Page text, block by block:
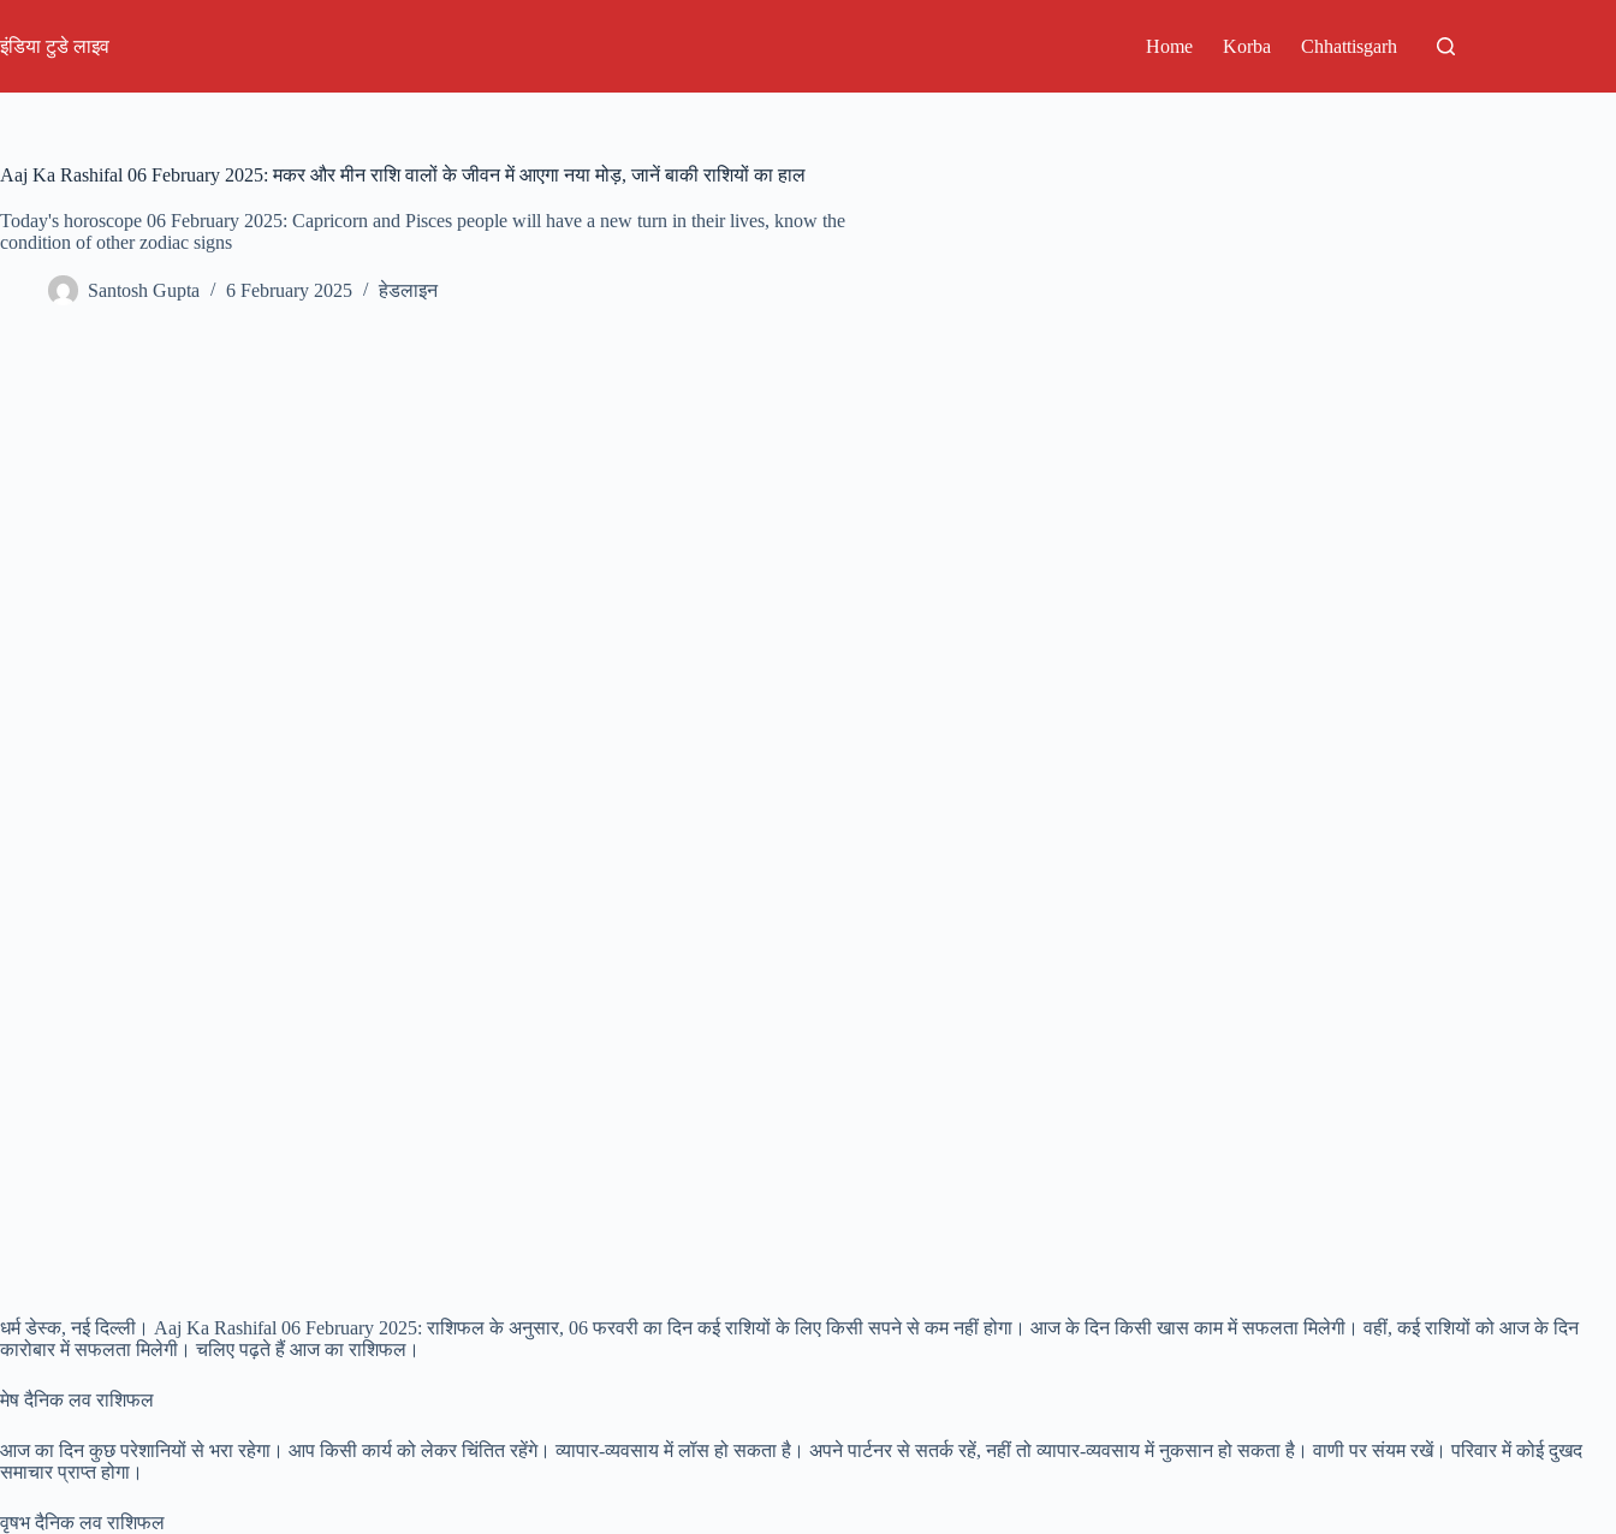
content
इंडिया टुडे लाइव Home Korba Chhattisgarh
Aaj Ka Rashifal 06 February 2025: मकर और मीन राशि वालों के जीवन में आएगा नया मोड़, जानें बाकी राशियों का हाल
Today's horoscope 06 February 2025: Capricorn and Pisces people will have a new turn in their lives, know the
condition of other zodiac signs
Santosh Gupta 6 February 2025 हेडलाइन
धर्म डेस्क, नई दिल्ली। Aaj Ka Rashifal 06 February 2025: राशिफल के अनुसार, 06 फरवरी का दिन कई राशियों के लिए किसी सपने से कम नहीं होगा। आज के दिन किसी खास काम में सफलता मिलेगी। वहीं, कई राशियों को आज के दिन
कारोबार में सफलता मिलेगी। चलिए पढ़ते हैं आज का राशिफल।
मेष दैनिक लव राशिफल
आज का दिन कुछ परेशानियों से भरा रहेगा। आप किसी कार्य को लेकर चिंतित रहेंगे। व्यापार-व्यवसाय में लॉस हो सकता है। अपने पार्टनर से सतर्क रहें, नहीं तो व्यापार-व्यवसाय में नुकसान हो सकता है। वाणी पर संयम रखें। परिवार में कोई दुखद
समाचार प्राप्त होगा।
वृषभ दैनिक लव राशिफल